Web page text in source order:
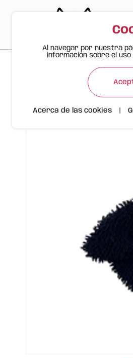
Productos > >
Al navegar por nuestra
información sobre el uso
Acerca de las cookies